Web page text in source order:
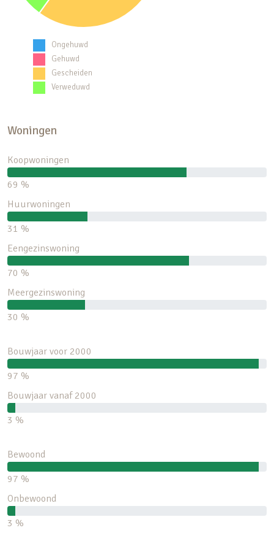
Ongehuwd
Gehuwd
Gescheiden
Verweduwd
Woningen
Koopwoningen
69 %
Huurwoningen
31 %
Eengezinswoning
70 %
Meergezinswoning
30 %
Bouwjaar voor 2000
97 %
Bouwjaar vanaf 2000
3 %
Bewoond
97 %
Onbewoond
3 %